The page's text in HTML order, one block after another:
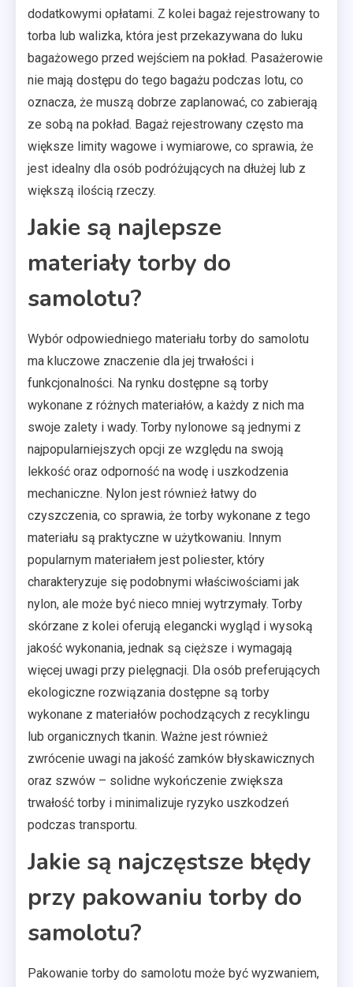
dodatkowymi opłatami. Z kolei bagaż rejestrowany to
torba lub walizka, która jest przekazywana do luku
bagażowego przed wejściem na pokład. Pasażerowie
nie mają dostępu do tego bagażu podczas lotu, co
oznacza, że muszą dobrze zaplanować, co zabierają
ze sobą na pokład. Bagaż rejestrowany często ma
większe limity wagowe i wymiarowe, co sprawia, że
jest idealny dla osób podróżujących na dłużej lub z
większą ilością rzeczy.
Jakie są najlepsze
materiały torby do
samolotu?
Wybór odpowiedniego materiału torby do samolotu
ma kluczowe znaczenie dla jej trwałości i
funkcjonalności. Na rynku dostępne są torby
wykonane z różnych materiałów, a każdy z nich ma
swoje zalety i wady. Torby nylonowe są jednymi z
najpopularniejszych opcji ze względu na swoją
lekkość oraz odporność na wodę i uszkodzenia
mechaniczne. Nylon jest również łatwy do
czyszczenia, co sprawia, że torby wykonane z tego
materiału są praktyczne w użytkowaniu. Innym
popularnym materiałem jest poliester, który
charakteryzuje się podobnymi właściwościami jak
nylon, ale może być nieco mniej wytrzymały. Torby
skórzane z kolei oferują elegancki wygląd i wysoką
jakość wykonania, jednak są cięższe i wymagają
więcej uwagi przy pielęgnacji. Dla osób preferujących
ekologiczne rozwiązania dostępne są torby
wykonane z materiałów pochodzących z recyklingu
lub organicznych tkanin. Ważne jest również
zwrócenie uwagi na jakość zamków błyskawicznych
oraz szwów – solidne wykończenie zwiększa
trwałość torby i minimalizuje ryzyko uszkodzeń
podczas transportu.
Jakie są najczęstsze błędy
przy pakowaniu torby do
samolotu?
Pakowanie torby do samolotu może być wyzwaniem,